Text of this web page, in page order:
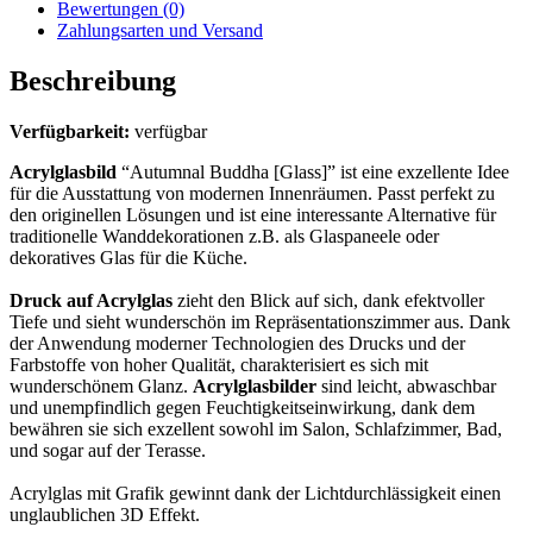
Bewertungen (0)
Zahlungsarten und Versand
Beschreibung
Verfügbarkeit: verfügbar
Acrylglasbild “Autumnal Buddha [Glass]” ist eine exzellente Idee
für die Ausstattung von modernen Innenräumen. Passt perfekt zu
den originellen Lösungen und ist eine interessante Alternative für
traditionelle Wanddekorationen z.B. als Glaspaneele oder
dekoratives Glas für die Küche.
Druck auf Acrylglas zieht den Blick auf sich, dank efektvoller
Tiefe und sieht wunderschön im Repräsentationszimmer aus. Dank
der Anwendung moderner Technologien des Drucks und der
Farbstoffe von hoher Qualität, charakterisiert es sich mit
wunderschönem Glanz. Acrylglasbilder sind leicht, abwaschbar
und unempfindlich gegen Feuchtigkeitseinwirkung, dank dem
bewähren sie sich exzellent sowohl im Salon, Schlafzimmer, Bad,
und sogar auf der Terasse.
Acrylglas mit Grafik gewinnt dank der Lichtdurchlässigkeit einen
unglaublichen 3D Effekt.